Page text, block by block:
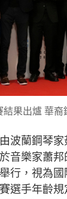
果出爐 華裔
波蘭鋼琴
音樂家蕭
行，視為
選手年齡